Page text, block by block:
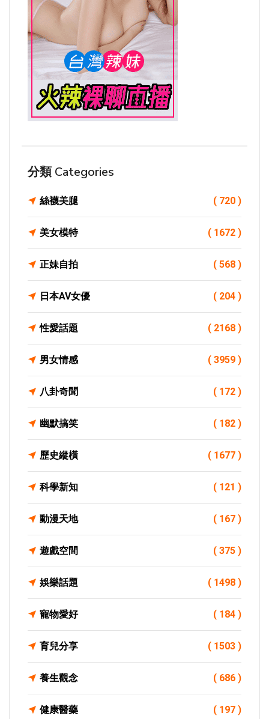
分類 Categories
絲襪美腿 ( 720 )
美女模特 ( 1672 )
正妹自拍 ( 568 )
日本AV女優 ( 204 )
性愛話題 ( 2168 )
男女情感 ( 3959 )
八卦奇聞 ( 172 )
幽默搞笑 ( 182 )
歷史縱橫 ( 1677 )
科學新知 ( 121 )
動漫天地 ( 167 )
遊戲空間 ( 375 )
娛樂話題 ( 1498 )
寵物愛好 ( 184 )
育兒分享 ( 1503 )
養生觀念 ( 686 )
健康醫藥 ( 197 )